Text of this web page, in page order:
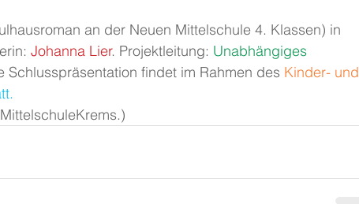
an der Neuen Mittelschule 4. Klassen) in
Johanna Lier. Projektleitung: Unabhängiges
Schlusspräsentation findet im Rahmen des Kinder- und